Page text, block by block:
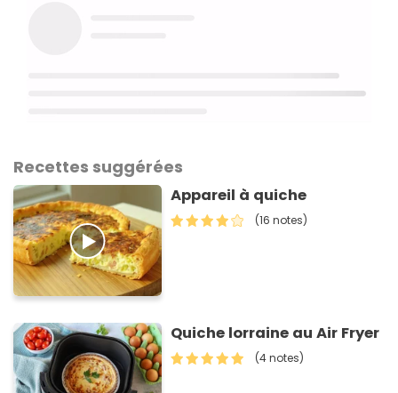
Recettes suggérées
Appareil à quiche
(16 notes)
Quiche lorraine au Air Fryer
(4 notes)